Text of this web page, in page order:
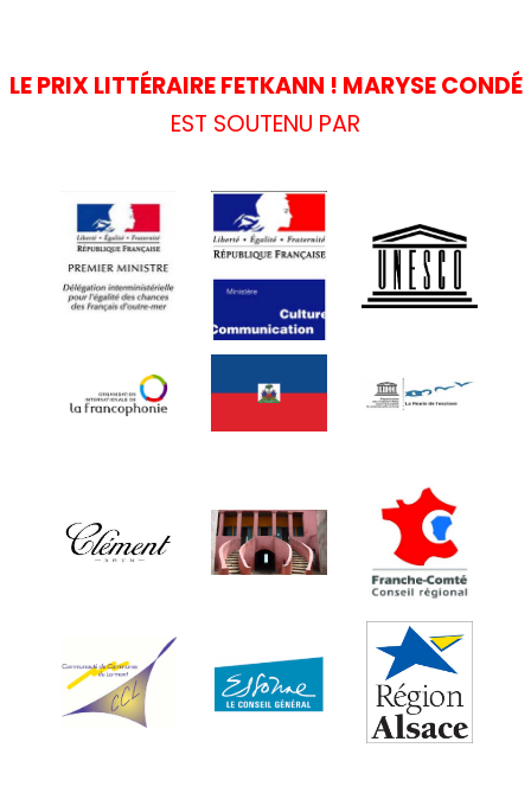
LE PRIX LITTÉRAIRE FETKANN ! MARYSE CONDÉ
EST SOUTENU PAR